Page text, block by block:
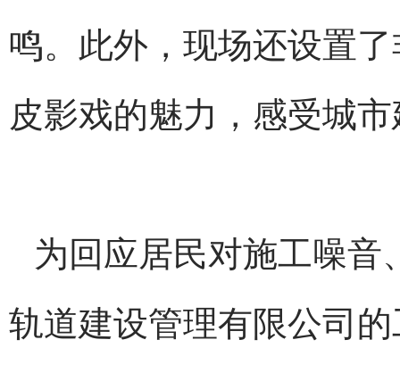
鸣。此外，现场还设置
皮影戏的魅力，感受城
为回应居民对施工噪音
轨道建设管理有限公司